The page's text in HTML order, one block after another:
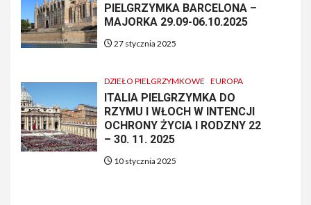
PIELGRZYMKA BARCELONA –
MAJORKA 29.09-06.10.2025
27 stycznia 2025
DZIEŁO PIELGRZYMKOWE EUROPA
ITALIA PIELGRZYMKA DO
RZYMU I WŁOCH W INTENCJI
OCHRONY ŻYCIA I RODZNY 22
– 30. 11. 2025
10 stycznia 2025